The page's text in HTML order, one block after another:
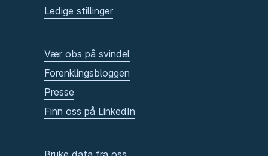
Ledige stillinger
Vær obs på svindel
Forenklingsbloggen
Presse
Finn oss på LinkedIn